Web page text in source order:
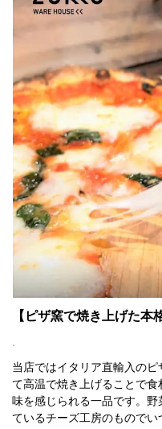
【ピザ窯で焼き上げた本
.
当店ではイタリア直輸入の
て高温で焼き上げることで
味を感じられる一品です。
ているチーズ工房のもので